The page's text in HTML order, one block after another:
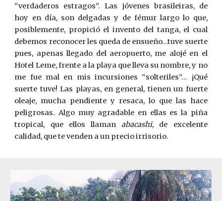
“verdaderos estragos”. Las jóvenes brasileiras, de
hoy en día, son delgadas y de fémur largo lo que,
posiblemente, propició el invento del tanga, el cual
debemos reconocer les queda de ensueño…tuve suerte
pues, apenas llegado del aeropuerto, me alojé en el
Hotel Leme, frente a la playa que lleva su nombre, y no
me fue mal en mis incursiones “solteriles”... ¡Qué
suerte tuve! Las playas, en general, tienen un fuerte
oleaje, mucha pendiente y resaca, lo que las hace
peligrosas. Algo muy agradable en ellas es la piña
tropical, que ellos llamanabacashi, de excelente
calidad, que te venden a un precio irrisorio.